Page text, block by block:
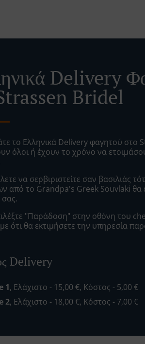
Delivery
Bridel
το Ελληνικά Delivery φαγητού στο
όλοι ή έχουν το χρόνο να
να σερβιριστείτε σαν βασιλιάς
από το Grandpa's Greek Souvlaki θα
σας.
"Παράδοση" στην οθόνη του
ότι θα εκτιμήσετε την υπηρεσία
Delivery
1, Ελάχιστο - 15,00 €, Κόστος - 5,00 €
2, Ελάχιστο - 18,00 €, Κόστος - 7,00 €